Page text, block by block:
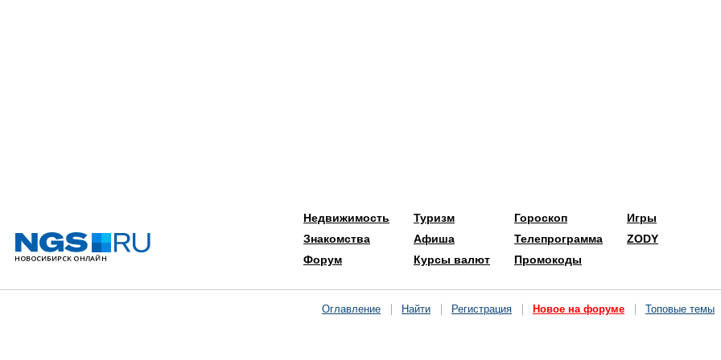
Недвижимость
Знакомства
Форум
Туризм
Афиша
Курсы валют
Гороскоп
Телепрограмма
Промокоды
Игры
ZODY
Оглавление Найти Регистрация Новое на форуме Топовые темы